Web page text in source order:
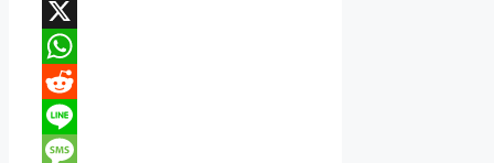
WeChat
X
WhatsApp
Reddit
Line